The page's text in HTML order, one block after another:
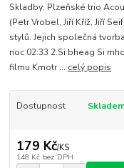
Skladby: Plzeňské trio
(Petr Vrobel, Jiří Kříž, Jiří
stylů. Jejich společná
noc 02:33 2.Si bheag Si
filmu Kmotr ... celý popis
Dostupnost
179 Kč/KS
148 Kč bez DPH